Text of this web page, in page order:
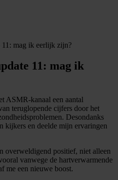
11: mag ik eerlijk zijn?
11: mag ik
ASMR-kanaal een aantal
teruglopende cijfers door het
Desondanks
kijkers en deelde mijn ervaringen
overweldigend positief, niet alleen
vanwege de hartverwarmende
me een nieuwe boost.